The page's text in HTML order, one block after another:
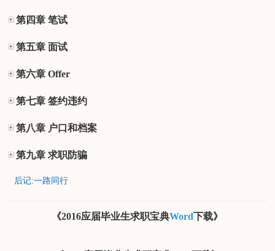
第四章 笔试
第五章 面试
第六章 Offer
第七章 签约违约
第八章 户口和档案
第九章 求职防骗
后记:一路同行
《2016应届毕业生求职宝典Word下载》